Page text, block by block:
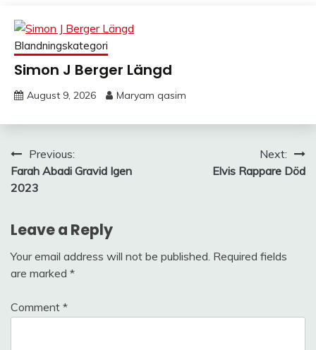
Blandningskategori
Simon J Berger Längd
August 9, 2026 Maryam qasim
Post
navigation
Previous:
Farah Abadi Gravid Igen
2023
Next:
Elvis Rappare Död
Leave a Reply
Your email address will not be published. Required fields
are marked *
Comment *